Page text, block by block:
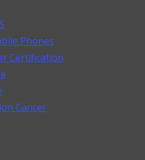
Phones
Certification
Cancer